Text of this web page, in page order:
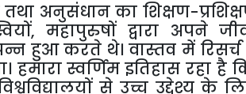
तथा अनुसंधान का शिक्षण-
,महापुरुषों द्वारा अपने
हुआ करते थे। वास्तव में रिसर्च
हमारा स्वर्णिम इतिहास रहा है
से उच्च उद्देश्य के